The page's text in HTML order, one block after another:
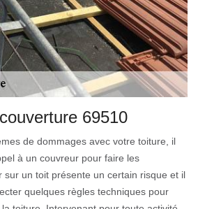
69510
de dommages avec votre toiture, il
à un couvreur pour faire les
sur un toit présente un certain risque et il
quelques règles techniques pour